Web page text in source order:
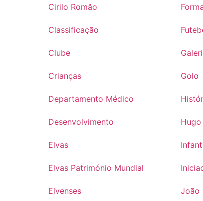
Cirilo Romão
Classificação
Clube
Crianças
Departamento Médico
Desenvolvimento
Elvas
Elvas Património Mundial
Elvenses
Golo
João